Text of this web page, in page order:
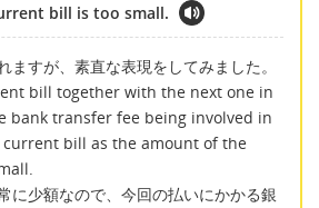
bill is too small.
ますが、素直な表現をしてみました。
bill together with the next one in
bank transfer fee being involved in
bill as the amount of the
に少額なので、今回の払いにかかる銀